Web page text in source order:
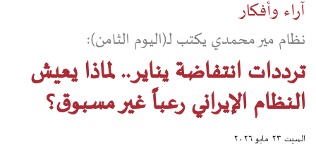
آراء وأفكار
نظام مير محمدي يكتب لـ(اليوم الثامن):
ترددات انتفاضة يناير.. لماذا يعيش
النظام الإيراني رعباً غير مسبوق؟
السبت ٢٣ مايو ٢٠٢٦